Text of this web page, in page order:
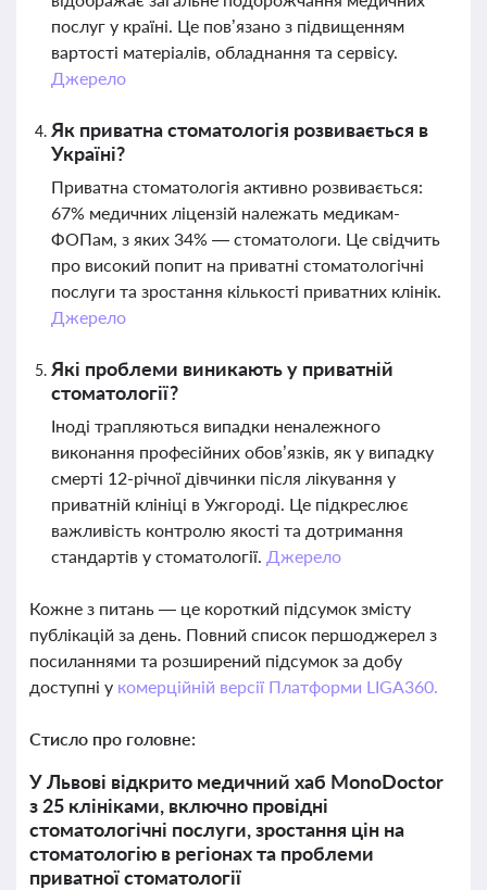
послуг у країні. Це пов’язано з підвищенням
вартості матеріалів, обладнання та сервісу.
Джерело
Як приватна стоматологія розвивається в
Україні?
Приватна стоматологія активно розвивається:
67% медичних ліцензій належать медикам-
ФОПам, з яких 34% — стоматологи. Це свідчить
про високий попит на приватні стоматологічні
послуги та зростання кількості приватних клінік.
Джерело
Які проблеми виникають у приватній
стоматології?
Іноді трапляються випадки неналежного
виконання професійних обов’язків, як у випадку
смерті 12-річної дівчинки після лікування у
приватній клініці в Ужгороді. Це підкреслює
важливість контролю якості та дотримання
стандартів у стоматології. Джерело
Кожне з питань — це короткий підсумок змісту
публікацій за день. Повний список першоджерел з
посиланнями та розширений підсумок за добу
доступні у комерційній версії Платформи LIGA360.
Стисло про головне:
У Львові відкрито медичний хаб MonoDoctor
з 25 клініками, включно провідні
стоматологічні послуги, зростання цін на
стоматологію в регіонах та проблеми
приватної стоматології